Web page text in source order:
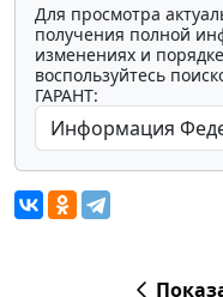
Для просмотра
получения полной
изменениях и
воспользуйтесь
ГАРАНТ: